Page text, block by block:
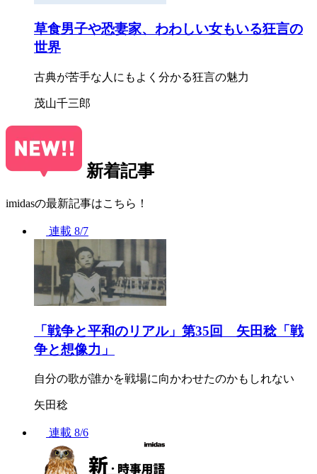
草食男子や恐妻家、わわしい女もいる狂言の
世界
古典が苦手な人にもよく分かる狂言の魅力
茂山千三郎
新着記事
imidasの最新記事はこちら！
連載 8/7
「戦争と平和のリアル」第35回 矢田稔「戦
争と想像力」
自分の歌が誰かを戦場に向かわせたのかもしれない
矢田稔
連載 8/6